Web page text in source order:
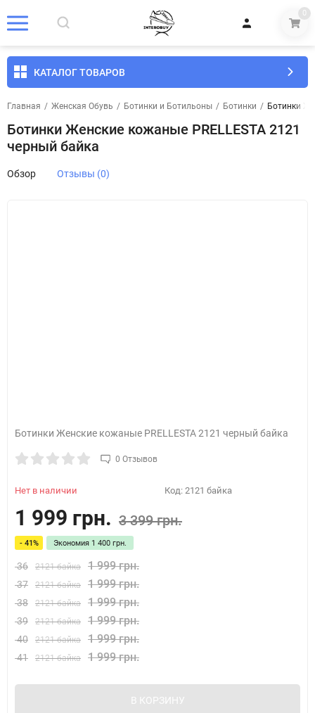
0
КАТАЛОГ ТОВАРОВ
Главная / Женская Обувь / Ботинки и Ботильоны / Ботинки / Ботинки
Ботинки Женские кожаные PRELLESTA 2121
черный байка
Обзор Отзывы (0)
Ботинки Женские кожаные PRELLESTA 2121 черный байка
0 Отзывов
Нет в наличии Код: 2121 байка
1 999 грн. 3 399 грн.
- 41% Экономия 1 400 грн.
36 2121 байка 1 999 грн.
37 2121 байка 1 999 грн.
38 2121 байка 1 999 грн.
39 2121 байка 1 999 грн.
40 2121 байка 1 999 грн.
41 2121 байка 1 999 грн.
В КОРЗИНУ